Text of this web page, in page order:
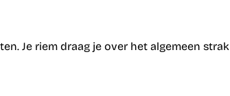
Je riem draag je over het algemeen strak